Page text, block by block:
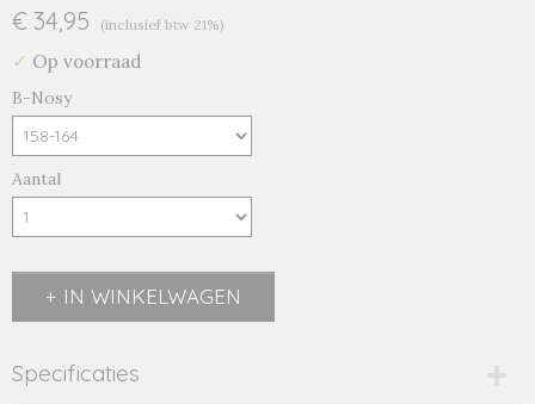
€ 34,95 (inclusief btw 21%)
✓ Op voorraad
B-Nosy
Aantal
IN WINKELWAGEN
Specificaties